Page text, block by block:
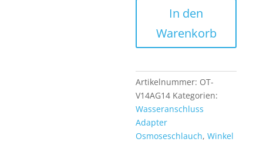
für
Osmoseanlagen
und
Ersatzfilter
Menge
In den
Warenkorb
Artikelnummer: OT-
V14AG14 Kategorien:
Wasseranschluss
Adapter
Osmoseschlauch,Winkel